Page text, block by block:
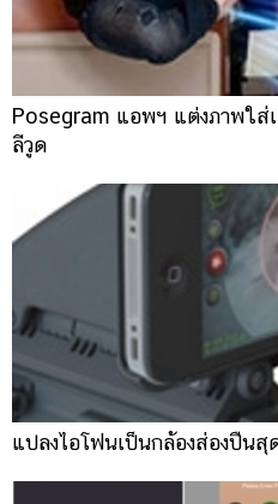
Posegram แอพฯ แต่งภาพใส่
ลีวูด
แปลงไอโฟนเป็นกล้องส่องปืน